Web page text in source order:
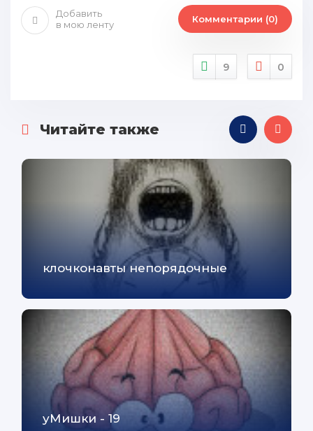
Добавить
в мою ленту
Комментарии (0)
9 0
Читайте также
клочконавты непорядочные
уМишки - 19